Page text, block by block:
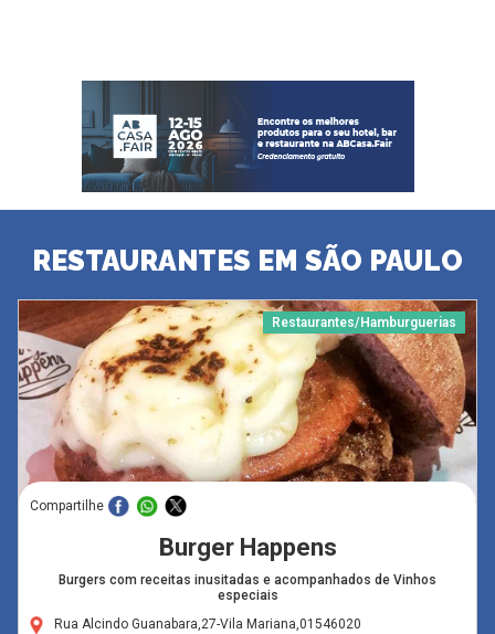
RESTAURANTES EM SÃO PAULO
Restaurantes/Hamburguerias
Compartilhe
Burger Happens
Burgers com receitas inusitadas e acompanhados de Vinhos
especiais
Rua Alcindo Guanabara,27-Vila Mariana,01546020